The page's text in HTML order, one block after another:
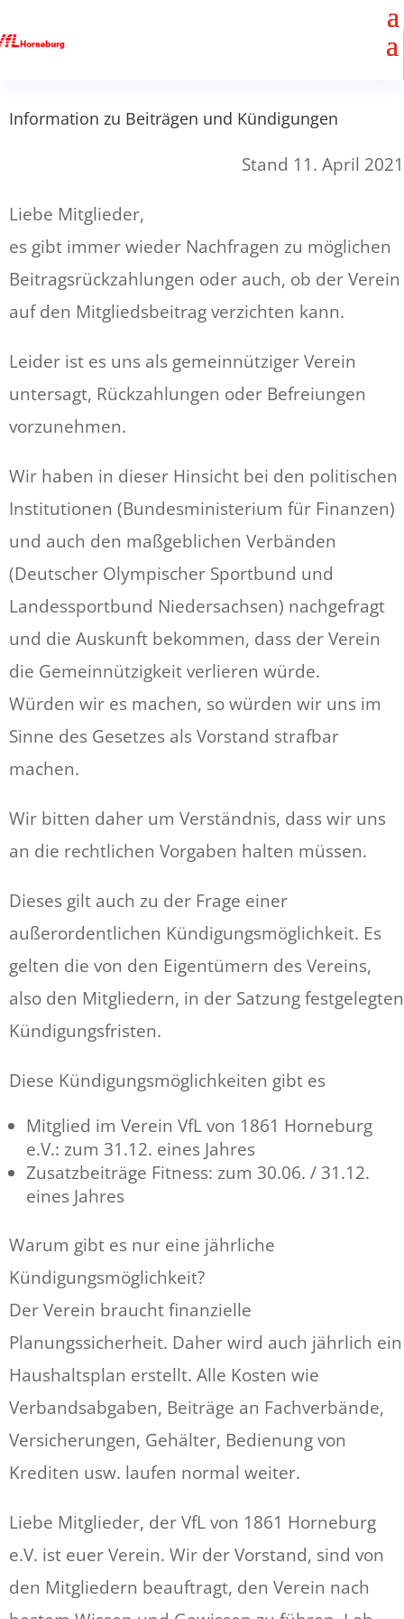
Information zu Beiträgen und Kündigungen
Stand 11. April 2021
Liebe Mitglieder,
es gibt immer wieder Nachfragen zu möglichen
Beitragsrückzahlungen oder auch, ob der Verein
auf den Mitgliedsbeitrag verzichten kann.
Leider ist es uns als gemeinnütziger Verein
untersagt, Rückzahlungen oder Befreiungen
vorzunehmen.
Wir haben in dieser Hinsicht bei den politischen
Institutionen (Bundesministerium für Finanzen)
und auch den maßgeblichen Verbänden
(Deutscher Olympischer Sportbund und
Landessportbund Niedersachsen) nachgefragt
und die Auskunft bekommen, dass der Verein
die Gemeinnützigkeit verlieren würde.
Würden wir es machen, so würden wir uns im
Sinne des Gesetzes als Vorstand strafbar
machen.
Wir bitten daher um Verständnis, dass wir uns
an die rechtlichen Vorgaben halten müssen.
Dieses gilt auch zu der Frage einer
außerordentlichen Kündigungsmöglichkeit. Es
gelten die von den Eigentümern des Vereins,
also den Mitgliedern, in der Satzung festgelegten
Kündigungsfristen.
Diese Kündigungsmöglichkeiten gibt es
Mitglied im Verein VfL von 1861 Horneburg
e.V.: zum 31.12. eines Jahres
Zusatzbeiträge Fitness: zum 30.06. / 31.12.
eines Jahres
Warum gibt es nur eine jährliche
Kündigungsmöglichkeit?
Der Verein braucht finanzielle
Planungssicherheit. Daher wird auch jährlich ein
Haushaltsplan erstellt. Alle Kosten wie
Verbandsabgaben, Beiträge an Fachverbände,
Versicherungen, Gehälter, Bedienung von
Krediten usw. laufen normal weiter.
Liebe Mitglieder, der VfL von 1861 Horneburg
e.V. ist euer Verein. Wir der Vorstand, sind von
den Mitgliedern beauftragt, den Verein nach